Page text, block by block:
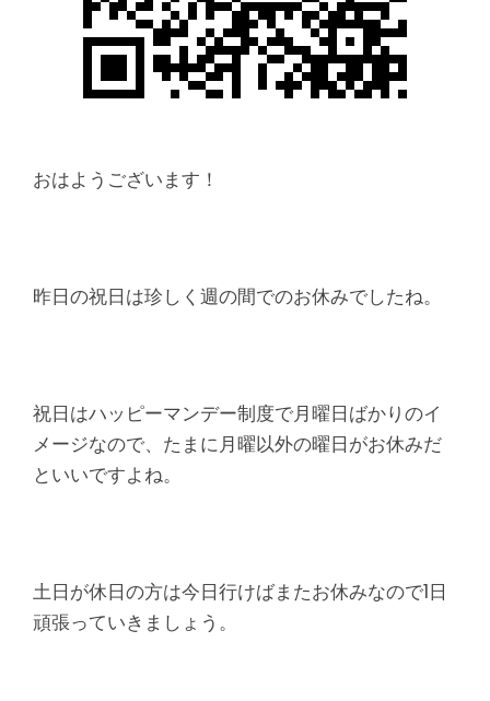
痛
整
な
ら
マ
シ
おはようございます！
昨日の祝日は珍しく週の間でのお休みでしたね。
祝日はハッピーマンデー制度で月曜日ばかりのイ
メージなので、たまに月曜以外の曜日がお休みだ
といいですよね。
土日が休日の方は今日行けばまたお休みなので1日
頑張っていきましょう。